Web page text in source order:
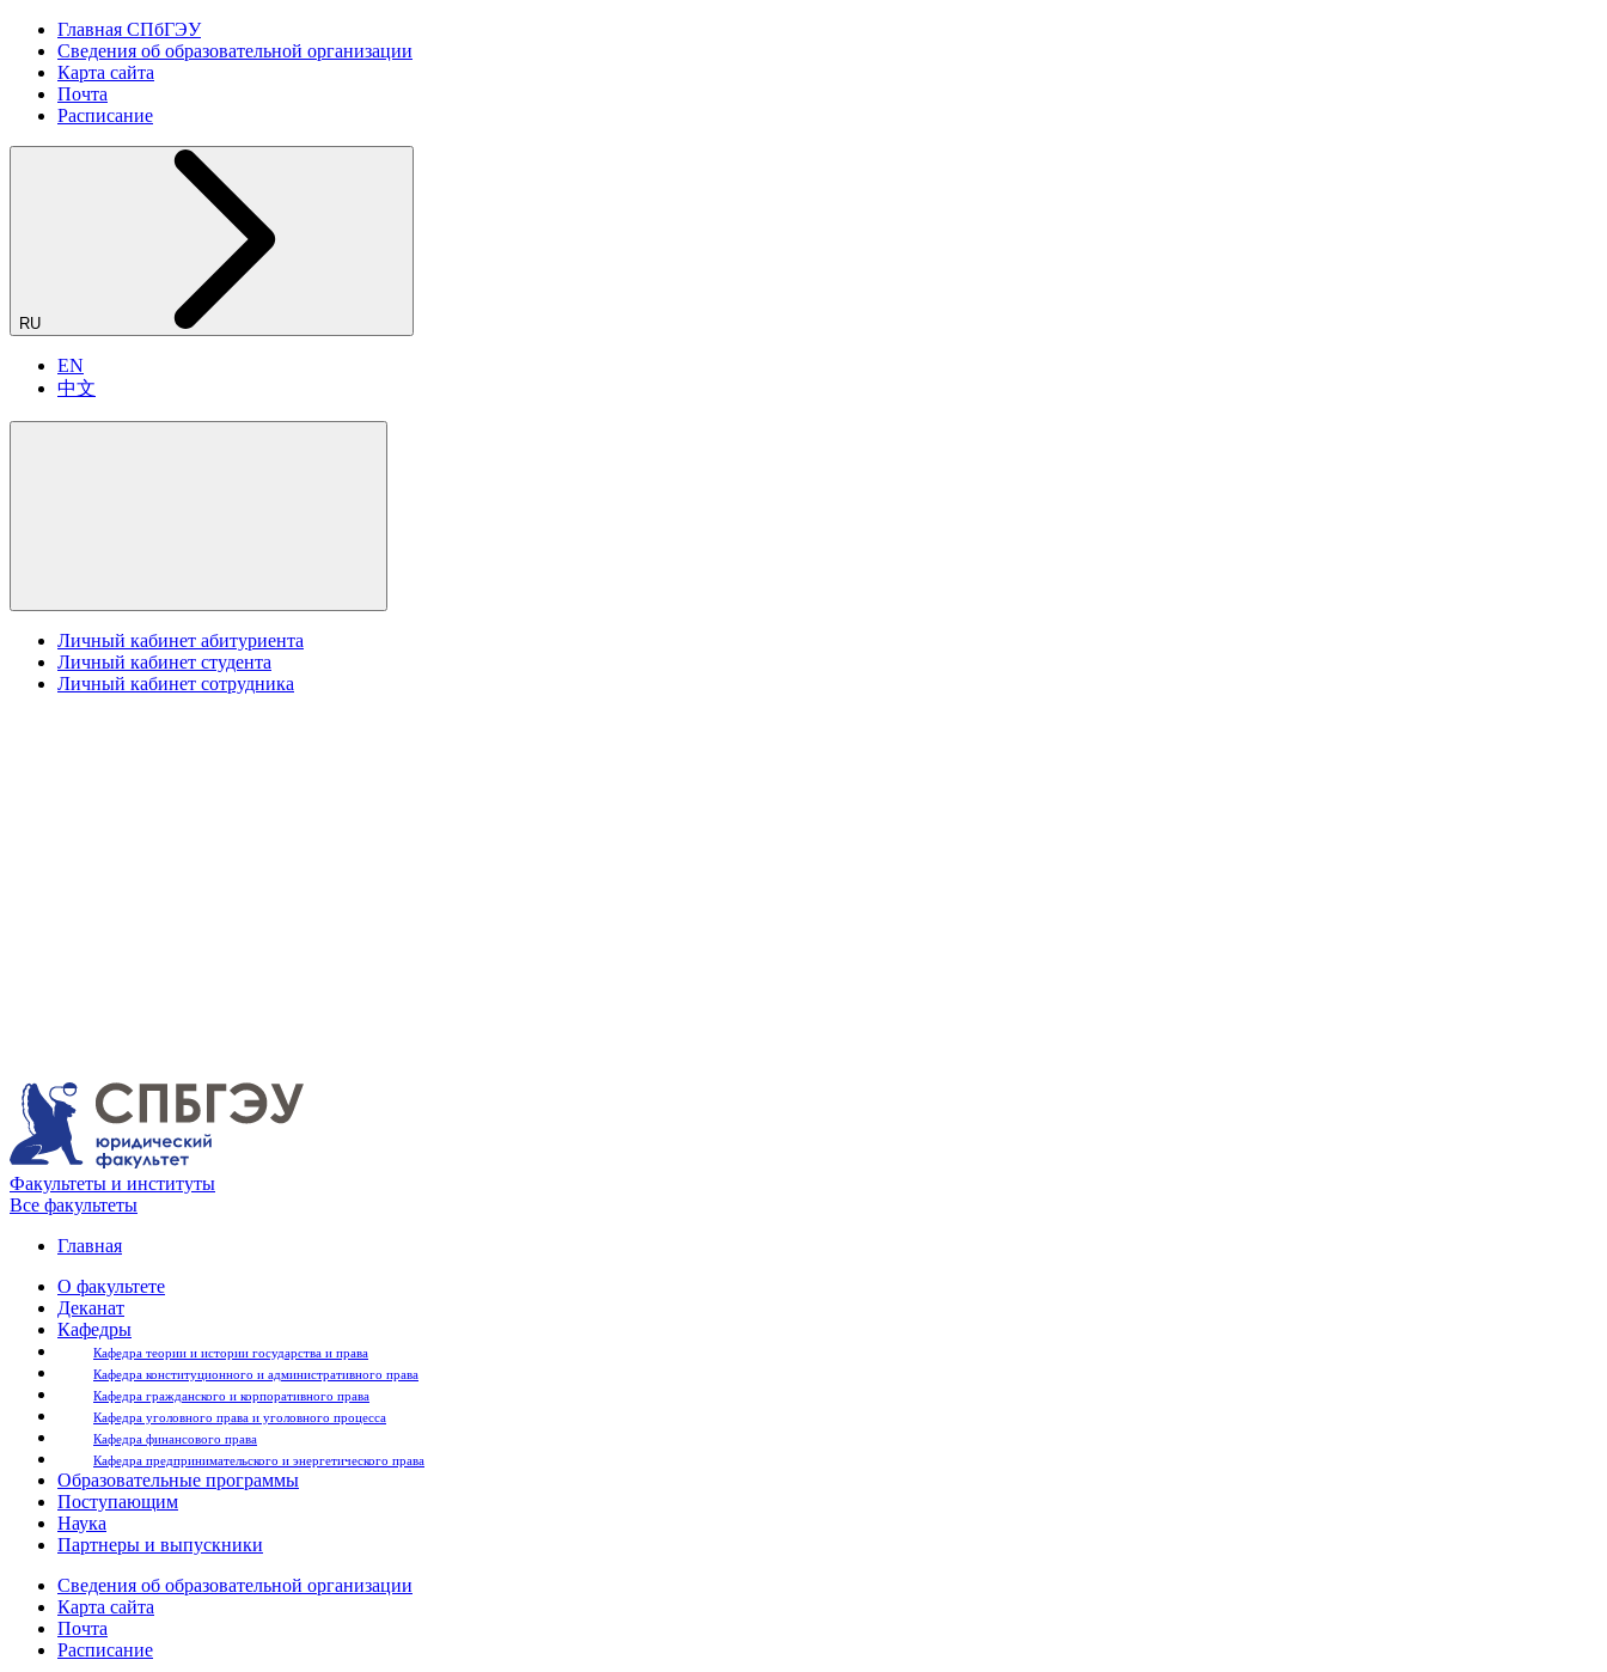
Главная СПбГЭУ
Сведения об образовательной организации
Карта сайта
Почта
Расписание
RU
EN
中文
Личный кабинет абитуриента
Личный кабинет студента
Личный кабинет сотрудника
Факультеты и институты
Все факультеты
Главная
О факультете
Деканат
Кафедры
Кафедра теории и истории государства и права
Кафедра конституционного и административного права
Кафедра гражданского и корпоративного права
Кафедра уголовного права и уголовного процесса
Кафедра финансового права
Кафедра предпринимательского и энергетического права
Образовательные программы
Поступающим
Наука
Партнеры и выпускники
Сведения об образовательной организации
Карта сайта
Почта
Расписание